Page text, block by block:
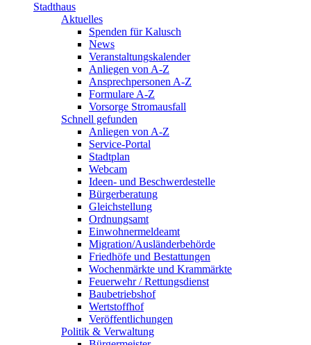
Stadthaus
Aktuelles
Spenden für Kalusch
News
Veranstaltungskalender
Anliegen von A-Z
Ansprechpersonen A-Z
Formulare A-Z
Vorsorge Stromausfall
Schnell gefunden
Anliegen von A-Z
Service-Portal
Stadtplan
Webcam
Ideen- und Beschwerdestelle
Bürgerberatung
Gleichstellung
Ordnungsamt
Einwohnermeldeamt
Migration/Ausländerbehörde
Friedhöfe und Bestattungen
Wochenmärkte und Krammärkte
Feuerwehr / Rettungsdienst
Baubetriebshof
Wertstoffhof
Veröffentlichungen
Politik & Verwaltung